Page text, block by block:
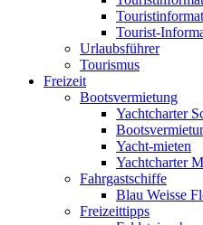
Tourist-
Urlaubsführer
Tourismus
Freizeit
Bootsvermietung
Yachtcharter
Yacht-mieten
Yachtcharter
Fahrgastschiffe
Blau Weisse
Freizeittipps